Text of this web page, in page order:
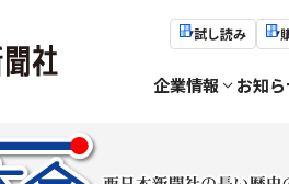
試し読み
企業情報 お知